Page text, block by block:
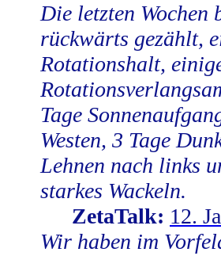
Die letzten Wochen
rückwärts gezählt,
Rotationshalt,
Tage
Westen, 3 Tage
Lehnen nach links
starkes Wackeln.
ZetaTalk: 12.
Wir haben im